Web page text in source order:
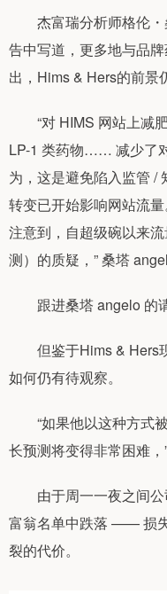
杰富瑞分析师格伦・
告中写道，更多地与品
出，Hims & Hers的前景
“对 HIMS 网站上减肥
LP-1 类药物…… 减少了
为，这是避免陷入监管 /
转变已开始影响网站流
注意到，自超级碗以来
测）的质疑，” 桑塔
跟进桑塔 angelo 的请
但鉴于Hims & Hers
如何仍有待观察。
“如果他以这种方式被
长预测将变得非常困难，
由于周一一夜之间公
富翁名单中跌落 —— 损
裂的代价。